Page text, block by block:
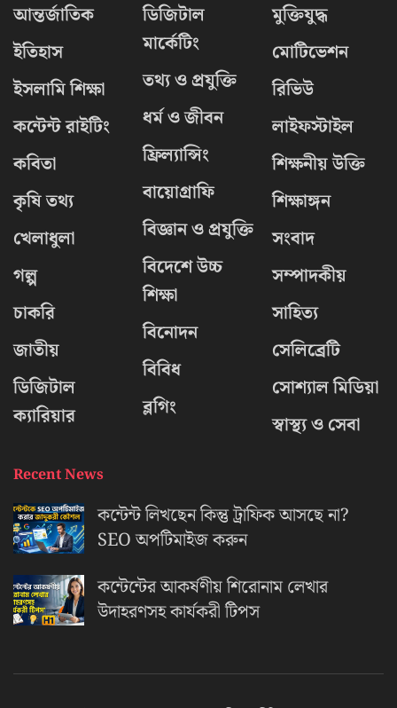
আন্তর্জাতিক
ইতিহাস
ইসলামি শিক্ষা
কন্টেন্ট রাইটিং
কবিতা
কৃষি তথ্য
খেলাধুলা
গল্প
চাকরি
জাতীয়
ডিজিটাল
ক্যারিয়ার
ডিজিটাল
মার্কেটিং
তথ্য ও প্রযুক্তি
ধর্ম ও জীবন
ফ্রিল্যান্সিং
বায়োগ্রাফি
বিজ্ঞান ও প্রযুক্তি
বিদেশে উচ্চ
শিক্ষা
বিনোদন
বিবিধ
ব্লগিং
মুক্তিযুদ্ধ
মোটিভেশন
রিভিউ
লাইফস্টাইল
শিক্ষনীয় উক্তি
শিক্ষাঙ্গন
সংবাদ
সম্পাদকীয়
সাহিত্য
সেলিব্রেটি
সোশ্যাল মিডিয়া
স্বাস্থ্য ও সেবা
Recent News
কন্টেন্ট লিখছেন কিন্তু ট্রাফিক আসছে না?
‍SEO অপটিমাইজ করুন
কন্টেন্টের আকর্ষণীয় শিরোনাম লেখার
উদাহরণসহ কার্যকরী টিপস